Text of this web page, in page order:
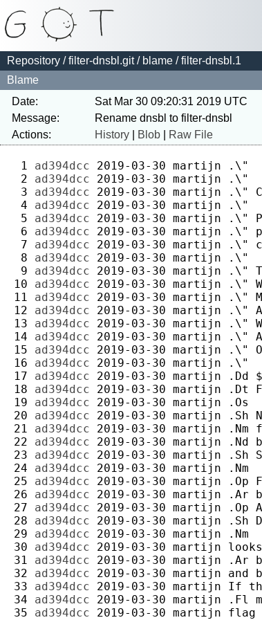
Repository /filter-dnsbl.git/ blame / filter-dnsbl.1
Blame
Date:
Sat Mar 30 09:20:31 2019 UTC
Message:
Actions:
History Blob Raw File
1 ad394dcc 2019-03-30 martijn
2 ad394dcc 2019-03-30 martijn
3 ad394dcc 2019-03-30 martijn
4 ad394dcc 2019-03-30 martijn
5 ad394dcc 2019-03-30 martijn
6 ad394dcc 2019-03-30 martijn
7 ad394dcc 2019-03-30 martijn
8 ad394dcc 2019-03-30 martijn
9 ad394dcc 2019-03-30 martijn
10 ad394dcc 2019-03-30 martijn
11 ad394dcc 2019-03-30 martijn
12 ad394dcc 2019-03-30 martijn
13 ad394dcc 2019-03-30 martijn
14 ad394dcc 2019-03-30 martijn
15 ad394dcc 2019-03-30 martijn
16 ad394dcc 2019-03-30 martijn
17 ad394dcc 2019-03-30 martijn
18 ad394dcc 2019-03-30 martijn
19 ad394dcc 2019-03-30 martijn
20 ad394dcc 2019-03-30 martijn
21 ad394dcc 2019-03-30 martijn
22 ad394dcc 2019-03-30 martijn
23 ad394dcc 2019-03-30 martijn
24 ad394dcc 2019-03-30 martijn
25 ad394dcc 2019-03-30 martijn
26 ad394dcc 2019-03-30 martijn
27 ad394dcc 2019-03-30 martijn
28 ad394dcc 2019-03-30 martijn
29 ad394dcc 2019-03-30 martijn
30 ad394dcc 2019-03-30 martijn
31 ad394dcc 2019-03-30 martijn
32 ad394dcc 2019-03-30 martijn
33 ad394dcc 2019-03-30 martijn
34 ad394dcc 2019-03-30 martijn
35 ad394dcc 2019-03-30 martijn